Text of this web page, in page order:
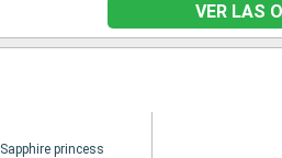
VER LAS
Sapphire princess